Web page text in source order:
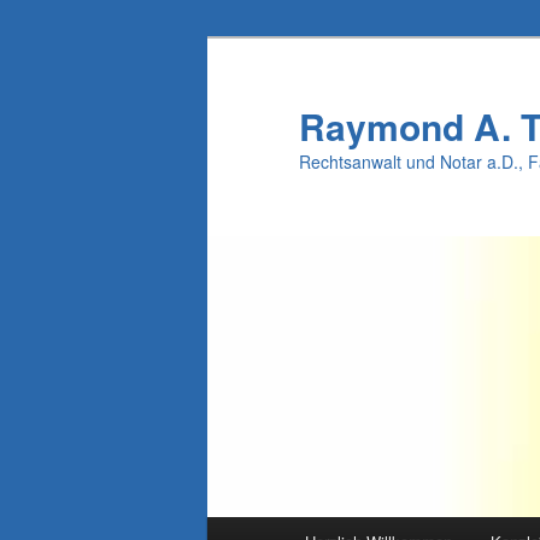
Raymond A.
Rechtsanwalt und Notar a.D.,